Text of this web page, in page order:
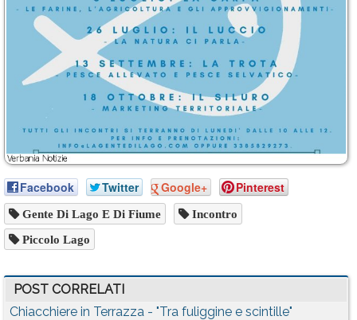
Facebook Twitter Google+ Pinterest
Gente Di Lago E Di Fiume Incontro
Piccolo Lago
POST CORRELATI
Chiacchiere in Terrazza - "Tra fuliggine e scintille"